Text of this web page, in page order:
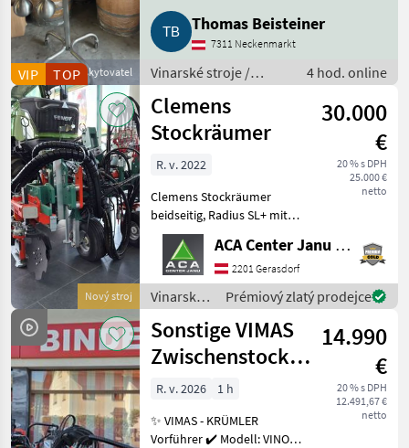
Obchodní poskytovatel
VIP TOP
Thomas Beisteiner
7311 Neckenmarkt
Vinarské stroje /
Pivničné stroje
4 hod. online
Nový stroj
Clemens
Stockräumer
30.000
€
20 % s DPH
25.000 €
netto
R. v. 2022
Clemens Stockräumer
beidseitig, Radius SL+ mit
Zinkenkreisel, SB 2
Geräteträger, Aushub
hydraulisch Links und
Rechts, Arbeitsbreite 2400 -
3400 mm, inkl. Ventilblock
ACA Center Janu GmbH
2201 Gerasdorf
Vinarské
stroje /
Clemens
Prémiový zlatý prodejce
Sonstige VIMAS
Zwischenstock-
KRÜMLER
14.990
€
20 % s DPH
12.491,67 €
netto
R. v. 2026
1 h
✨ VIMAS - KRÜMLER
Vorführer ✔️ Modell: VINO -